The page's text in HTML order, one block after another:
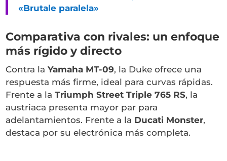
«Brutale paralela»
Comparativa con rivales: un enfoque
más rígido y directo
Contra laYamaha MT-09, la Duke ofrece una
respuesta más firme, ideal para curvas rápidas.
Frente a laTriumph Street Triple 765 RS, la
austriaca presenta mayor par para
adelantamientos. Frente a la Ducati Monster,
destaca por su electrónica más completa.